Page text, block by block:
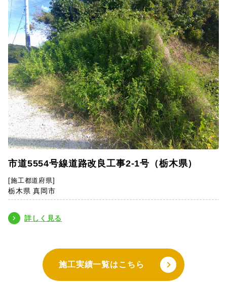
市道5554号線道路改良工事2-1号（栃木県）
[施工都道府県]
栃木県 真岡市
詳しく見る
施工実績一覧はこちら